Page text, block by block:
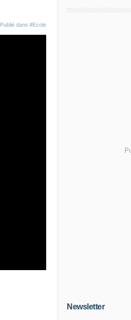
Publié dans #Ecole
Newsletter